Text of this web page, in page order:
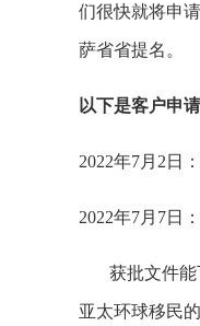
们很快就将申
萨省省提名。
以下是客户申
2022年7月2日
2022年7月7日
获批文件能
亚太环球移民